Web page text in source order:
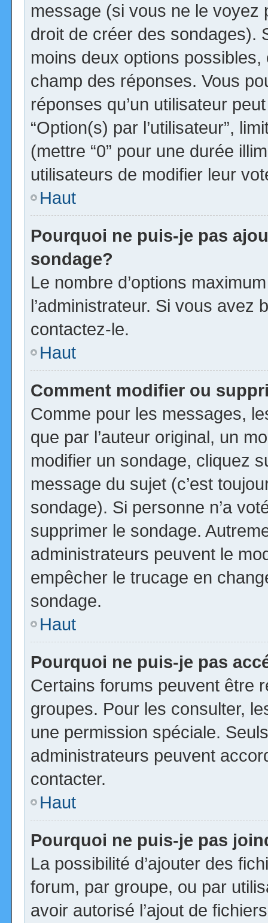
message (si vous ne le voyez
droit de créer des sondages).
moins deux options
champ des réponses. Vous
réponses qu’un utilisateur
“Option(s) par l’utilisateur”,
(mettre “0” pour une durée
utilisateurs de modifier leur
Haut
Pourquoi ne puis-je pas
sondage?
Le nombre d’options
l’administrateur. Si vous avez
contactez-le.
Haut
Comment modifier ou
Comme pour les messages,
que par l’auteur original, un
modifier un sondage, cliquez
message du sujet (c’est
sondage). Si personne n’a
supprimer le sondage.
administrateurs peuvent le
empêcher le trucage en
sondage.
Haut
Pourquoi ne puis-je pas
Certains forums peuvent être
groupes. Pour les consulter,
une permission spéciale.
administrateurs peuvent
contacter.
Haut
Pourquoi ne puis-je pas
La possibilité d’ajouter des
forum, par groupe, ou par
avoir autorisé l’ajout de